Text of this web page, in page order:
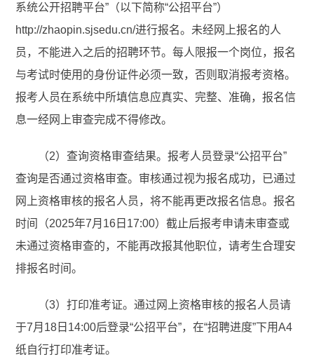
系统公开招聘平台”（以下简称“公招平台”）
http://zhaopin.sjsedu.cn/进行报名。未经网上报名的人
员，不能进入之后的招聘环节。每人限报一个岗位，报名
与考试时使用的身份证件必须一致，否则取消报考资格。
报考人员在系统中所填信息应真实、完整、准确，报名信
息一经网上审查完成不得修改。
（2）查询资格审查结果。报考人员登录“公招平台”
查询是否通过资格审查。审核通过视为报名成功，已通过
网上资格审核的报名人员，将不能再更改报名信息。报名
时间（2025年7月16日17:00）截止后报考申请未审查或
未通过资格审查的，不能再改报其他职位，请考生合理安
排报名时间。
（3）打印准考证。通过网上资格审核的报名人员请
于7月18日14:00后登录“公招平台”，在“招聘进度”下用A4
纸自行打印准考证。